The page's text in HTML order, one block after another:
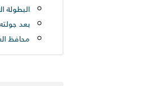
البطولة
بعد جولته